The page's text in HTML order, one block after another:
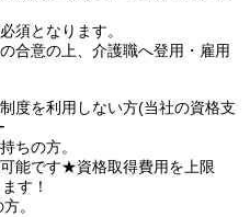
須となります。
合意の上、介護職へ登用・雇用
度を利用しない方(当社の資格支
ちの方。
能です★資格取得費用を上限
す！
。